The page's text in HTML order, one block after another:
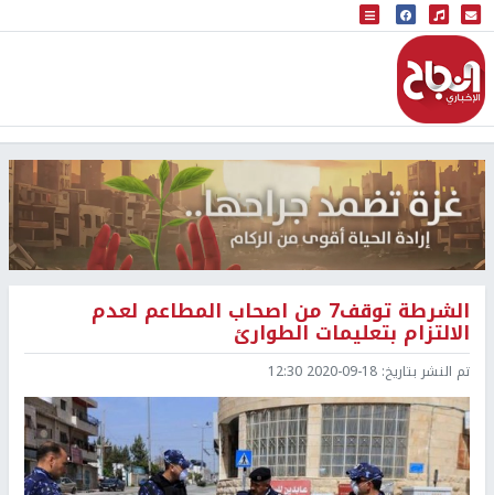
البث المباشر
إذاعة النجاح
الشرطة توقف7 من اصحاب المطاعم لعدم
الالتزام بتعليمات الطوارئ
تم النشر بتاريخ: 2020-09-18 12:30